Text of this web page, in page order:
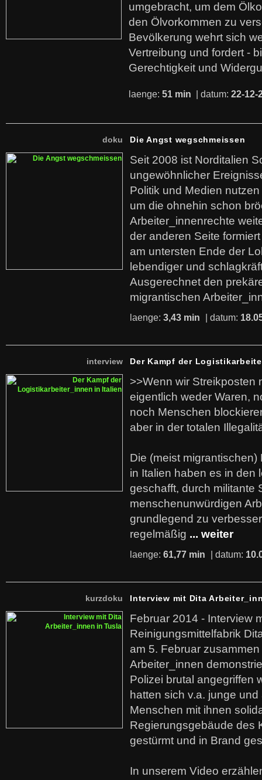
umgebracht, um dem
den Ölvorkommen zu
Bevölkerung wehrt sich
Vertreibung und fordert -
Gerechtigkeit und
laenge: 51 min | datum: 22-12-
doku Die Angst wegschmeissen
Seit 2008 ist Norditalien
ungewöhnlicher
Politik und Medien
um die ohnehin schon
Arbeiter_innenrechte
der anderen Seite
am untersten Ende der
lebendiger und
Ausgerechnet den
migrantischen
laenge: 3,43 min | datum:
interview Der Kampf der
>>Wenn wir Streikposten
eigentlich weder Waren,
noch Menschen
aber in der totalen
Die (meist
in Italien haben es in den
geschafft, durch militante
menschenunwürdigen
grundlegend zu
regelmäßig ... weiter
laenge: 61,77 min | datum:
kurzdoku Interview mit Dita
Februar 2014 - Interview
Reinigungsmittelfabrik
am 5. Februar
Arbeiter_innen
Polizei brutal angegriffen
hatten sich v.a. junge
Menschen mit ihnen
Regierungsgebäude des
gestürmt und in Brand
In unserem Video